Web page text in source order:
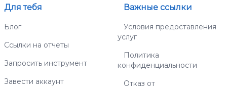
Для тебя
Блог
Ссылки на отчеты
Запросить инструмент
Завести аккаунт
Важные ссылки
Условия предоставления
услуг
Политика
конфиденциальности
Отказ от